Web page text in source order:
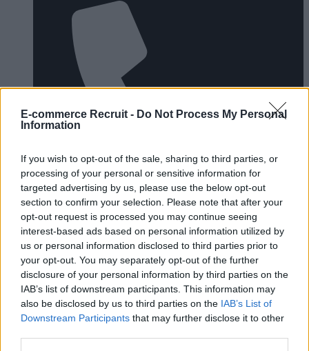
E-commerce Recruit - Do Not Process My Personal
Information
If you wish to opt-out of the sale, sharing to third parties, or
processing of your personal or sensitive information for
targeted advertising by us, please use the below opt-out
section to confirm your selection. Please note that after your
opt-out request is processed you may continue seeing
interest-based ads based on personal information utilized by
us or personal information disclosed to third parties prior to
your opt-out. You may separately opt-out of the further
disclosure of your personal information by third parties on the
IAB’s list of downstream participants. This information may
also be disclosed by us to third parties on the IAB’s List of
Downstream Participants that may further disclose it to other
+46(0)709 367 040